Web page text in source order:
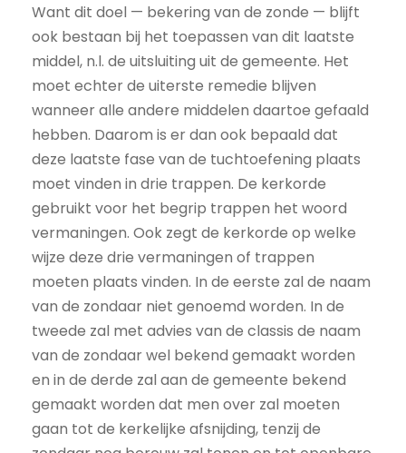
Want dit doel — bekering van de zonde — blijft
ook bestaan bij het toepassen van dit laatste
middel, n.l. de uitsluiting uit de gemeente. Het
moet echter de uiterste remedie blijven
wanneer alle andere middelen daartoe gefaald
hebben. Daarom is er dan ook bepaald dat
deze laatste fase van de tuchtoefening plaats
moet vinden in drie trappen. De kerkorde
gebruikt voor het begrip trappen het woord
vermaningen. Ook zegt de kerkorde op welke
wijze deze drie vermaningen of trappen
moeten plaats vinden. In de eerste zal de naam
van de zondaar niet genoemd worden. In de
tweede zal met advies van de classis de naam
van de zondaar wel bekend gemaakt worden
en in de derde zal aan de gemeente bekend
gemaakt worden dat men over zal moeten
gaan tot de kerkelijke afsnijding, tenzij de